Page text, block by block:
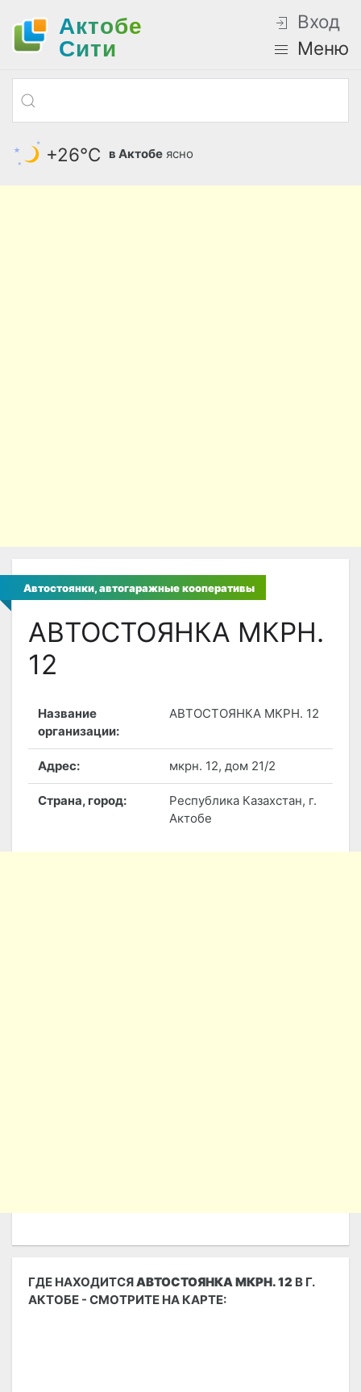
Актобе
Cити
Вход
Меню
+26°С в Актобе ясно
Автостоянки, автогаражные кооперативы
АВТОСТОЯНКА МКРН.
12
Название
организации:
АВТОСТОЯНКА МКРН. 12
Адрес: мкрн. 12, дом 21/2
Страна, город:
Республика Казахстан, г.
Актобе